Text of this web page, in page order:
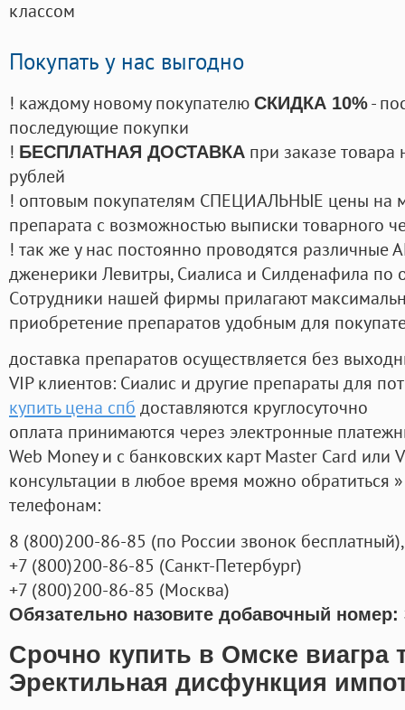
классом
Покупать у нас выгодно
! каждому новому покупателю СКИДКА 10%-
последующие покупки
! БЕСПЛАТНАЯ ДОСТАВКА при заказе
рублей
! оптовым покупателям СПЕЦИАЛЬНЫЕ цены на
препарата с возможностью выписки товарного
! так же у нас постоянно проводятся
дженерики Левитры, Сиалиса и Силденафила по
Cотрудники нашей фирмы прилагают
приобретение препаратов удобным для
доставка препаратов осуществляется без
VIP клиентов: Сиалис и другие препараты для
купить цена спб доставляются круглосуточно
оплата принимаются через электронные
Web Money и с банковских карт Master Card или
консультации в любое время можно обратиться
телефонам:
8 (800)200-86-85 (по России звонок бесплатный),
+7 (800)200-86-85 (Санкт-Петербург)
+7 (800)200-86-85 (Москва)
Обязательно назовите добавочный номер:
Срочно купить в Омске виагра
Эректильная дисфункция